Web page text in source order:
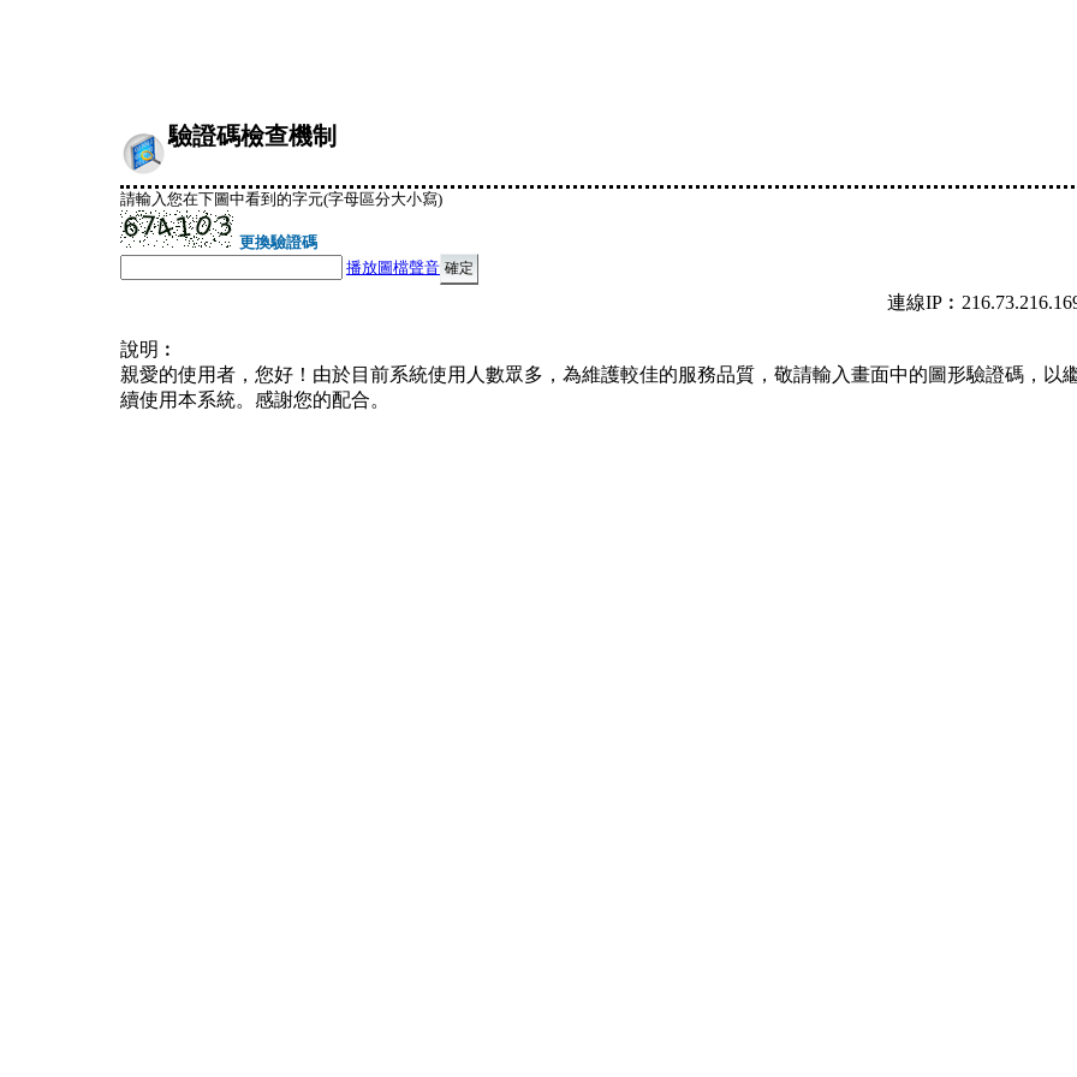
驗證碼檢查機制
請輸入您在下圖中看到的字元(字母區分大小寫)
更換驗證碼
播放圖檔聲音
連線
說明︰
親愛的使用者，您好！由於目前系統使用人數眾多，為維護較佳的服務品質，敬請輸入畫面中的圖形驗證碼，以
續使用本系統。感謝您的配合。